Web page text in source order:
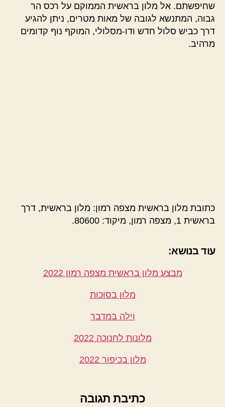
שחיפשתם. אל מלון בראשית הממוקם על רכס הר
גבוה, המתנשא לגובה של מאות מטרים, ניתן להגיע
דרך כביש סלול חדש ודו-מסלולי, המוקף נוף קדומים
מרהיב.
כתובת מלון בראשית מצפה רמון: מלון בראשית, דרך
בראשית 1, מצפה רמון, מיקוד: 80600.
עוד בנושא:
מבצע מלון בראשית מצפה רמון 2022
מלון בסוכות
וילה במדבר
מלונות לחנוכה 2022
מלון בכיפור 2022
כתיבת תגובה